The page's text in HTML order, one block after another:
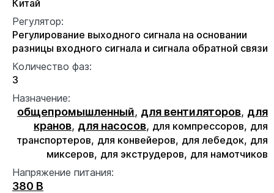
Китай
Регулятор:
Регулирование выходного сигнала на основании
разницы входного сигнала и сигнала обратной связи
Количество фаз:
3
Назначение:
общепромышленный, для вентиляторов, для
кранов, для насосов, для компрессоров, для
транспортеров, для конвейеров, для лебедок, для
миксеров, для экструдеров, для намотчиков
Напряжение питания:
380 В